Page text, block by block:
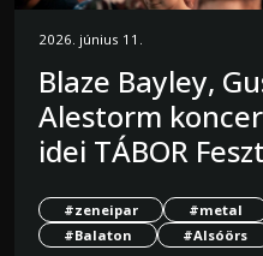
2026. június 11.
Blaze Bayley,
Alestorm
idei TÁBOR
#zeneipar #metal
#Balaton
#Alsóörs